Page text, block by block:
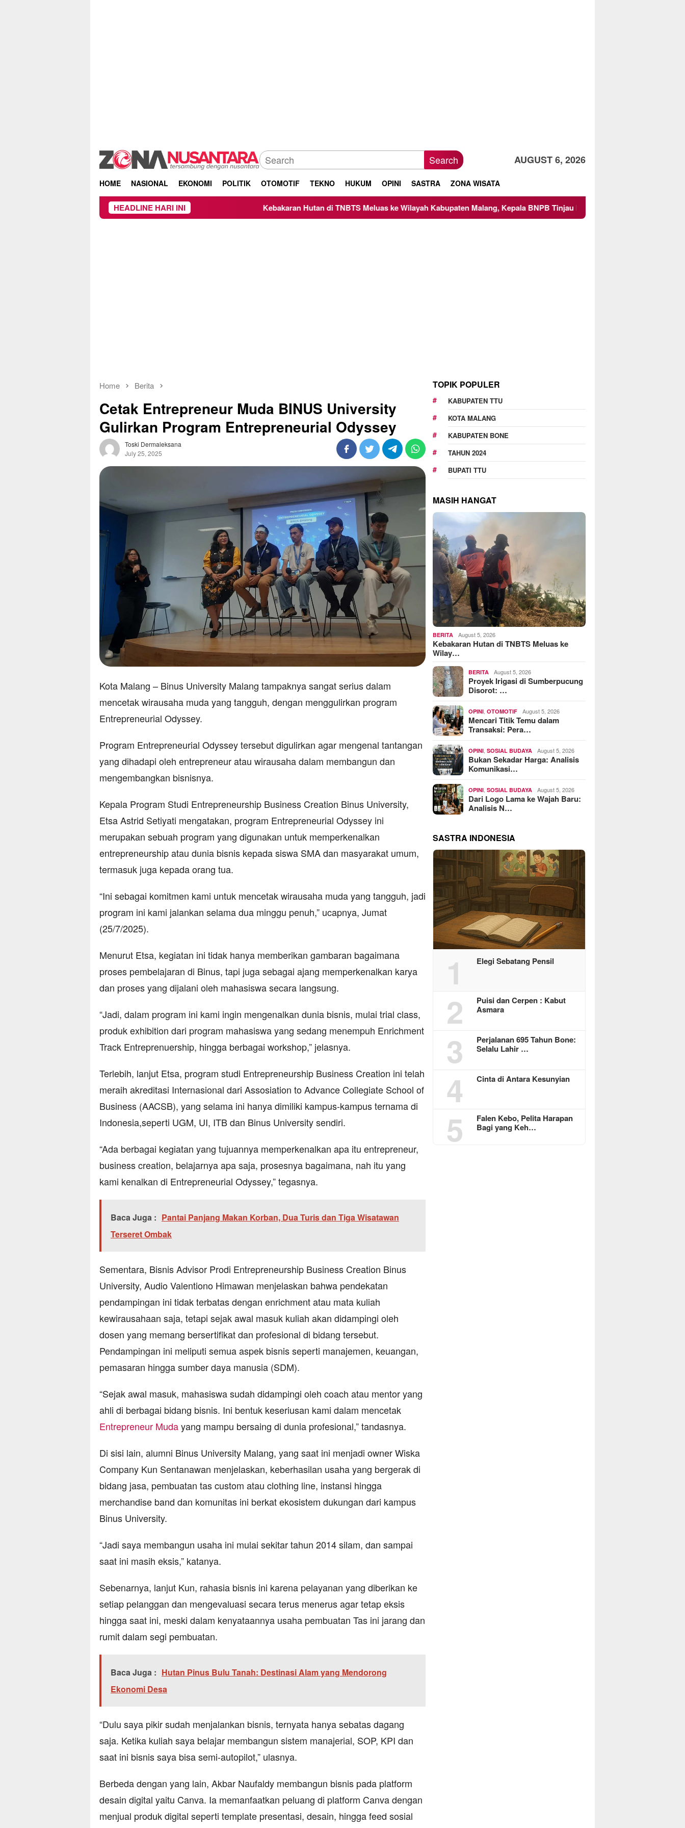
Search AUGUST 6, 2026
HOME NASIONAL EKONOMI POLITIK OTOMOTIF TEKNO HUKUM OPINI SASTRA ZONA WISATA
HEADLINE HARI INI Kebakaran Hutan di TNBTS Meluas ke Wilayah Kabupaten Malang, Kepala BNPB Tinjau Langsung Lokasi
Home Berita
Cetak Entrepreneur Muda BINUS University
Gulirkan Program Entrepreneurial Odyssey
Toski Dermaleksana
July 25, 2025
Kota Malang – Binus University Malang tampaknya sangat serius dalam
mencetak wirausaha muda yang tangguh, dengan menggulirkan program
Entrepreneurial Odyssey.
Program Entrepreneurial Odyssey tersebut digulirkan agar mengenal tantangan
yang dihadapi oleh entrepreneur atau wirausaha dalam membangun dan
mengembangkan bisnisnya.
Kepala Program Studi Entrepreneurship Business Creation Binus University,
Etsa Astrid Setiyati mengatakan, program Entrepreneurial Odyssey ini
merupakan sebuah program yang digunakan untuk memperkenalkan
entrepreneurship atau dunia bisnis kepada siswa SMA dan masyarakat umum,
termasuk juga kepada orang tua.
“Ini sebagai komitmen kami untuk mencetak wirausaha muda yang tangguh, jadi
program ini kami jalankan selama dua minggu penuh,” ucapnya, Jumat
(25/7/2025).
Menurut Etsa, kegiatan ini tidak hanya memberikan gambaran bagaimana
proses pembelajaran di Binus, tapi juga sebagai ajang memperkenalkan karya
dan proses yang dijalani oleh mahasiswa secara langsung.
“Jadi, dalam program ini kami ingin mengenalkan dunia bisnis, mulai trial class,
produk exhibition dari program mahasiswa yang sedang menempuh Enrichment
Track Entreprenuership, hingga berbagai workshop,” jelasnya.
Terlebih, lanjut Etsa, program studi Entrepreneurship Business Creation ini telah
meraih akreditasi Internasional dari Assosiation to Advance Collegiate School of
Business (AACSB), yang selama ini hanya dimiliki kampus-kampus ternama di
Indonesia,seperti UGM, UI, ITB dan Binus University sendiri.
“Ada berbagai kegiatan yang tujuannya memperkenalkan apa itu entrepreneur,
business creation, belajarnya apa saja, prosesnya bagaimana, nah itu yang
kami kenalkan di Entrepreneurial Odyssey,” tegasnya.
Baca Juga : Pantai Panjang Makan Korban, Dua Turis dan Tiga Wisatawan
Terseret Ombak
Sementara, Bisnis Advisor Prodi Entrepreneurship Business Creation Binus
University, Audio Valentiono Himawan menjelaskan bahwa pendekatan
pendampingan ini tidak terbatas dengan enrichment atau mata kuliah
kewirausahaan saja, tetapi sejak awal masuk kuliah akan didampingi oleh
dosen yang memang bersertifikat dan profesional di bidang tersebut.
Pendampingan ini meliputi semua aspek bisnis seperti manajemen, keuangan,
pemasaran hingga sumber daya manusia (SDM).
“Sejak awal masuk, mahasiswa sudah didampingi oleh coach atau mentor yang
ahli di berbagai bidang bisnis. Ini bentuk keseriusan kami dalam mencetak
Entrepreneur Mudayang mampu bersaing di dunia profesional,” tandasnya.
Di sisi lain, alumni Binus University Malang, yang saat ini menjadi owner Wiska
Company Kun Sentanawan menjelaskan, keberhasilan usaha yang bergerak di
bidang jasa, pembuatan tas custom atau clothing line, instansi hingga
merchandise band dan komunitas ini berkat ekosistem dukungan dari kampus
Binus University.
“Jadi saya membangun usaha ini mulai sekitar tahun 2014 silam, dan sampai
saat ini masih eksis,” katanya.
Sebenarnya, lanjut Kun, rahasia bisnis ini karena pelayanan yang diberikan ke
setiap pelanggan dan mengevaluasi secara terus menerus agar tetap eksis
hingga saat ini, meski dalam kenyataannya usaha pembuatan Tas ini jarang dan
rumit dalam segi pembuatan.
Baca Juga : Hutan Pinus Bulu Tanah: Destinasi Alam yang Mendorong
Ekonomi Desa
“Dulu saya pikir sudah menjalankan bisnis, ternyata hanya sebatas dagang
saja. Ketika kuliah saya belajar membangun sistem manajerial, SOP, KPI dan
saat ini bisnis saya bisa semi-autopilot,” ulasnya.
Berbeda dengan yang lain, Akbar Naufaldy membangun bisnis pada platform
desain digital yaitu Canva. Ia memanfaatkan peluang di platform Canva dengan
menjual produk digital seperti template presentasi, desain, hingga feed sosial
TOPIK POPULER
KABUPATEN TTU
KOTA MALANG
KABUPATEN BONE
TAHUN 2024
BUPATI TTU
MASIH HANGAT
BERITA August 5, 2026
Kebakaran Hutan di TNBTS Meluas ke
Wilay…
BERITA August 5, 2026
Proyek Irigasi di Sumberpucung
Disorot: …
OPINI ,OTOMOTIF August 5, 2026
Mencari Titik Temu dalam
Transaksi: Pera…
OPINI ,SOSIAL BUDAYA August 5, 2026
Bukan Sekadar Harga: Analisis
Komunikasi…
OPINI ,SOSIAL BUDAYA August 5, 2026
Dari Logo Lama ke Wajah Baru:
Analisis N…
SASTRA INDONESIA
1 Elegi Sebatang Pensil
2
Puisi dan Cerpen : Kabut
Asmara
3
Perjalanan 695 Tahun Bone:
Selalu Lahir …
4 Cinta di Antara Kesunyian
5
Falen Kebo, Pelita Harapan
Bagi yang Keh…